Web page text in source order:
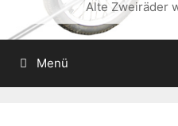
Alte Zweiräder
Menü